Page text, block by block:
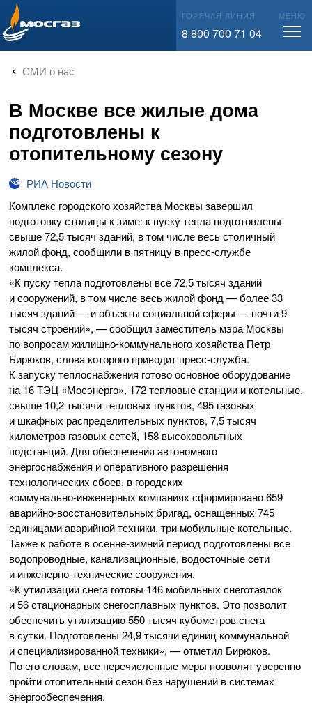
info@mos-gaz.ru ГОРЯЧАЯ ЛИНИЯ
8 800 700 71 04
МЕНЮ
СМИ о нас
В Москве все жилые дома
подготовлены к
отопительному сезону
РИА Новости
Комплекс городского хозяйства Москвы завершил
подготовку столицы к зиме: к пуску тепла подготовлены
свыше 72,5 тысяч зданий, в том числе весь столичный
жилой фонд, сообщили в пятницу в пресс-службе
комплекса.
«К пуску тепла подготовлены все 72,5 тысяч зданий
и сооружений, в том числе весь жилой фонд — более 33
тысяч зданий — и объекты социальной сферы — почти 9
тысяч строений», — сообщил заместитель мэра Москвы
по вопросамжилищно-коммунальногохозяйства Петр
Бирюков, слова которого приводит пресс-служба.
К запуску теплоснабжения готово основное оборудование
на 16 ТЭЦ «Мосэнерго», 172 тепловые станции и котельные,
свыше 10,2 тысячи тепловых пунктов, 495 газовых
и шкафных распределительных пунктов, 7,5 тысяч
километров газовых сетей, 158 высоковольтных
подстанций. Для обеспечения автономного
энергоснабжения и оперативного разрешения
технологических сбоев, в городских
коммунально-инженерных компаниях сформировано 659
аварийно-восстановительных бригад, оснащенных 745
единицами аварийной техники, три мобильные котельные.
Также к работе восенне-зимний период подготовлены все
водопроводные, канализационные, водосточные сети
и инженерно-техническиесооружения.
«К утилизации снега готовы 146 мобильных снеготаялок
и 56 стационарных снегосплавных пунктов. Это позволит
обеспечить утилизацию 550 тысяч кубометров снега
в сутки. Подготовлены 24,9 тысячи единиц коммунальной
и специализированной техники», — отметил Бирюков.
По его словам, все перечисленные меры позволят уверенно
пройти отопительный сезон без нарушений в системах
энергообеспечения.